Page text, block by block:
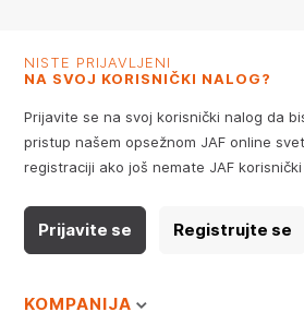
NISTE PRIJAVLJENI
NA SVOJ KORISNIČKI NALOG?
Prijavite se na svoj korisnički nalog da
pristup našem opsežnom JAF online
registraciji ako još nemate JAF korisnički
Prijavite se Registrujte se
KOMPANIJA